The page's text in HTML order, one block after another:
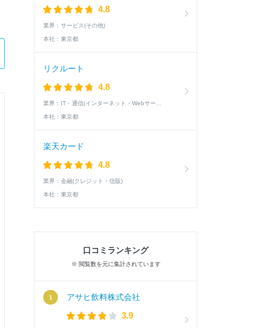
Q.
あなたの仕事だけでなく人生を通して成し遂げ
られる選択肢を広げることです。ワークショ
4.8
業界： サービス(その他)
本社： 東京都
リクルート
4.8
業界：
本社： 東京都
楽天カード
4.8
業界： 金融(クレジット・信販)
本社： 東京都
口コミランキング
※ 閲覧数を元に集計されています
アサヒ飲料株式会社
3.9